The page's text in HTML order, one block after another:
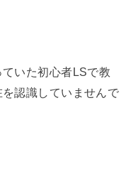
いた初心者LSで教
認識していませんで